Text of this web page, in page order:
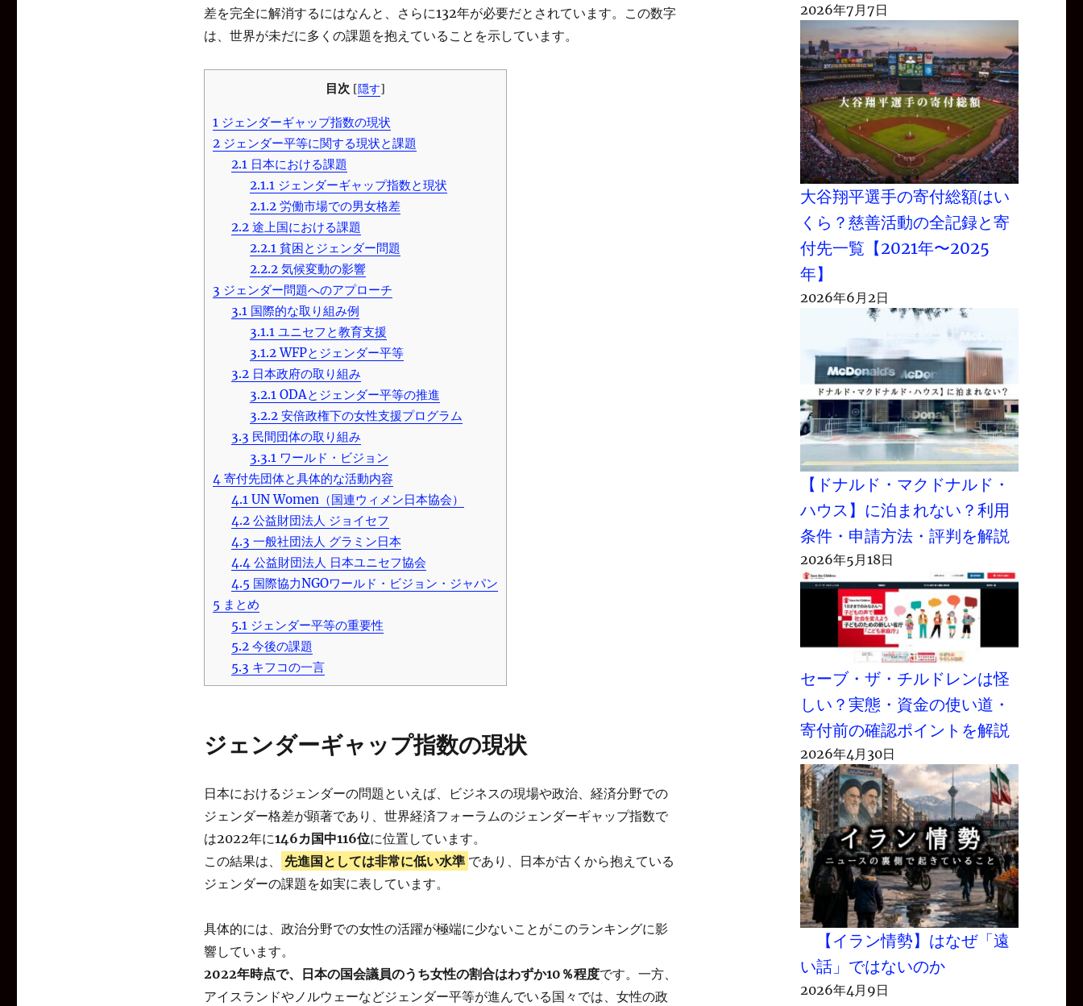
差を完全に解消するにはなんと、さらに132年が必要だとされています。この数字
は、世界が未だに多くの課題を抱えていることを示しています。
目次 [隠す]
1 ジェンダーギャップ指数の現状
2 ジェンダー平等に関する現状と課題
2.1 日本における課題
2.1.1 ジェンダーギャップ指数と現状
2.1.2労働市場での男女格差
2.2途上国における課題
2.2.1 貧困とジェンダー問題
2.2.2気候変動の影響
3 ジェンダー問題へのアプローチ
3.1 国際的な取り組み例
3.1.1 ユニセフと教育支援
3.1.2WFPとジェンダー平等
3.2日本政府の取り組み
3.2.1 ODAとジェンダー平等の推進
3.2.2安倍政権下の女性支援プログラム
3.3 民間団体の取り組み
3.3.1 ワールド・ビジョン
4 寄付先団体と具体的な活動内容
4.1 UN Women（国連ウィメン日本協会）
4.2公益財団法人 ジョイセフ
4.3 一般社団法人 グラミン日本
4.4 公益財団法人 日本ユニセフ協会
4.5 国際協力NGOワールド・ビジョン・ジャパン
5 まとめ
5.1 ジェンダー平等の重要性
5.2今後の課題
5.3 キフコの一言
ジェンダーギャップ指数の現状
日本におけるジェンダーの問題といえば、ビジネスの現場や政治、経済分野での
ジェンダー格差が顕著であり、世界経済フォーラムのジェンダーギャップ指数で
は2022年に146カ国中116位に位置しています。
この結果は、
先進国としては非常に低い水準 であり、日本が古くから抱えている
ジェンダーの課題を如実に表しています。
具体的には、政治分野での女性の活躍が極端に少ないことがこのランキングに影
響しています。
2022年時点で、日本の国会議員のうち女性の割合はわずか10％程度です。一方、
アイスランドやノルウェーなどジェンダー平等が進んでいる国々では、女性の政
2026年7月7日
大谷翔平選手の寄付総額はい
くら？慈善活動の全記録と寄
付先一覧【2021年〜2025
年】
2026年6月2日
【ドナルド・マクドナルド・
ハウス】に泊まれない？利用
条件・申請方法・評判を解説
2026年5月18日
セーブ・ザ・チルドレンは怪
しい？実態・資金の使い道・
寄付前の確認ポイントを解説
2026年4月30日
【イラン情勢】はなぜ「遠
い話」ではないのか
2026年4月9日